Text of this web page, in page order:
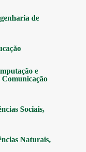
de
e
Comunicação
Sociais,
Naturais,